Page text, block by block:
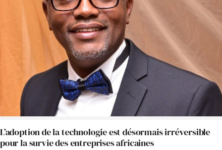
L’adoption de la technologie est désormais irréversible
pour la survie des entreprises africaines